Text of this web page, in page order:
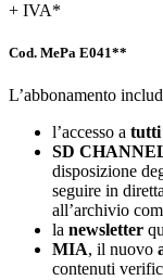
+ IVA*
Cod. MePa E041**
L’abbonamento
l’accesso a tutti
SD
disposizione
seguire in
all’archivio
la newsletter
MIA, il nuovo
contenuti